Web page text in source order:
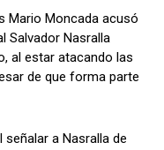
Mario Moncada acusó
Salvador Nasralla
al estar atacando las
de que forma parte
a Nasralla de